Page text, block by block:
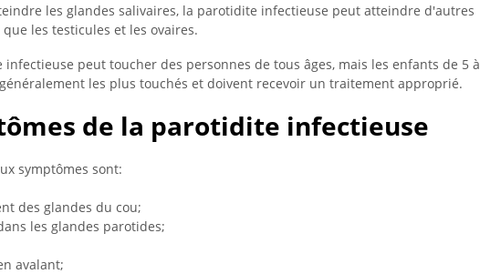
les glandes salivaires, la parotidite infectieuse peut atteindre d'autres
les testicules et les ovaires.
infectieuse peut toucher des personnes de tous âges, mais les enfants de 5 à
les plus touchés et doivent recevoir un traitement approprié.
de la parotidite infectieuse
symptômes sont:
des glandes du cou;
les glandes parotides;
avalant;